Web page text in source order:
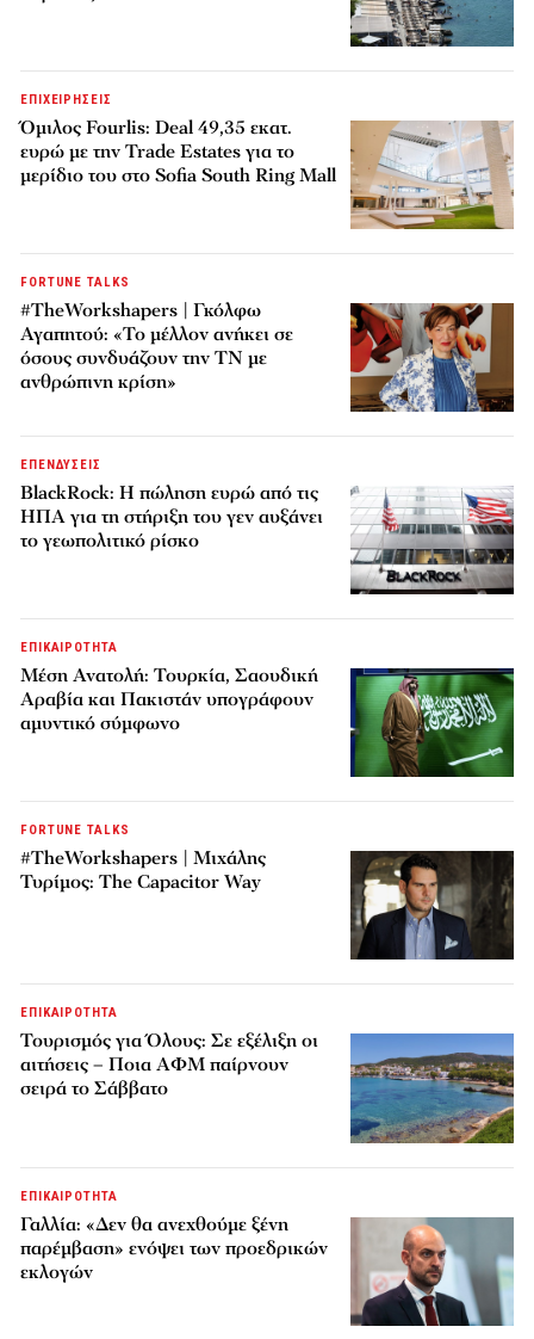
ΕΠΙΧΕΙΡΗΣΕΙΣ
Όμιλος Fourlis: Deal 49,35 εκατ.
ευρώ με την Trade Estates για το
μερίδιο του στο Sofia South Ring Mall
FORTUNE TALKS
#TheWorkshapers | Γκόλφω
Αγαπητού: «Το μέλλον ανήκει σε
όσους συνδυάζουν την ΤΝ με
ανθρώπινη κρίση»
ΕΠΕΝΔΥΣΕΙΣ
BlackRock: Η πώληση ευρώ από τις
ΗΠΑ για τη στήριξη του γεν αυξάνει
το γεωπολιτικό ρίσκο
ΕΠΙΚΑΙΡΟΤΗΤΑ
Μέση Ανατολή: Τουρκία, Σαουδική
Αραβία και Πακιστάν υπογράφουν
αμυντικό σύμφωνο
FORTUNE TALKS
#TheWorkshapers | Μιχάλης
Τυρίμος: The Capacitor Way
ΕΠΙΚΑΙΡΟΤΗΤΑ
Τουρισμός για Όλους: Σε εξέλιξη οι
αιτήσεις – Ποια ΑΦΜ παίρνουν
σειρά το Σάββατο
ΕΠΙΚΑΙΡΟΤΗΤΑ
Γαλλία: «Δεν θα ανεχθούμε ξένη
παρέμβαση» ενόψει των προεδρικών
εκλογών